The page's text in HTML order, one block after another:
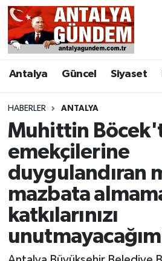
Antalya Güncel Siyaset
HABERLER ANTALYA
Muhittin
emekçilerine
duygulandıran
mazbata
katkılarınızı
Antalya
Asayiş
Bilim & Teknoloji
Bölge
EĞİTİM
Ekonomi
Genel
Antalya Nöbetçi Eczaneler
Antalya Hava Durumu
Antalya Namaz Vakitleri
Antalya Trafik Yoğunluk
Süper Lig Puan Durumu ve
Tüm Manşetler
Son Dakika Haberleri